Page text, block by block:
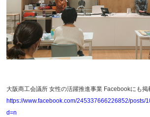
大阪商工会議所 女性の活躍推進事業 Facebookにも掲
https://www.facebook.com/245337666226852/posts/
d=n